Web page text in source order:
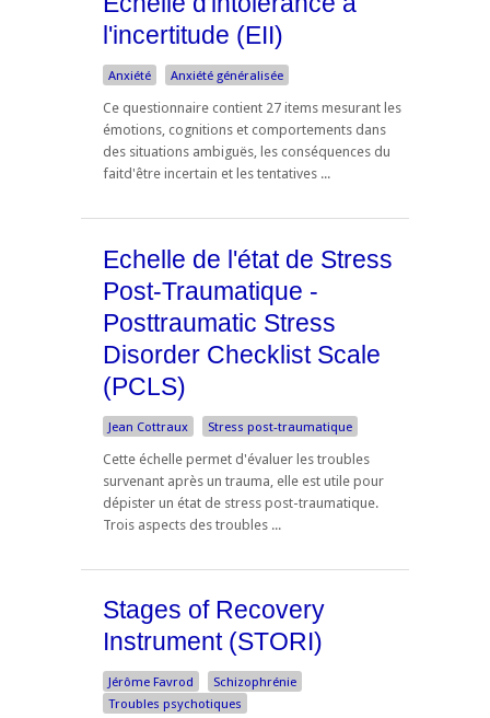
l'incertitude (EII)
Anxiété Anxiété généralisée
Ce questionnaire contient 27 items mesurant les
émotions, cognitions et comportements dans
des situations ambiguës, les conséquences du
faitd'être incertain et les tentatives ...
Echelle de l'état de Stress
Post-Traumatique -
Posttraumatic Stress
Disorder Checklist Scale
(PCLS)
Jean Cottraux Stress post-traumatique
Cette échelle permet d'évaluer les troubles
survenant après un trauma, elle est utile pour
dépister un état de stress post-traumatique.
Trois aspects des troubles ...
Stages of Recovery
Instrument (STORI)
Jérôme Favrod
Schizophrénie
Troubles psychotiques